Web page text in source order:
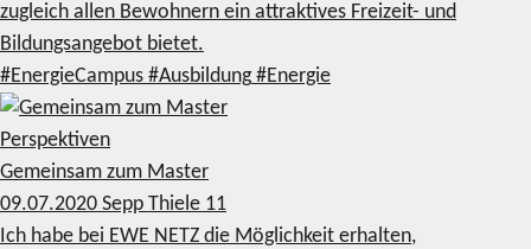
zugleich allen Bewohnern ein attraktives Freizeit- und
Bildungsangebot bietet.
#EnergieCampus #Ausbildung #Energie
Perspektiven
Gemeinsam zum Master
09.07.2020 Sepp Thiele 11
Ich habe bei EWE NETZ die Möglichkeit erhalten,